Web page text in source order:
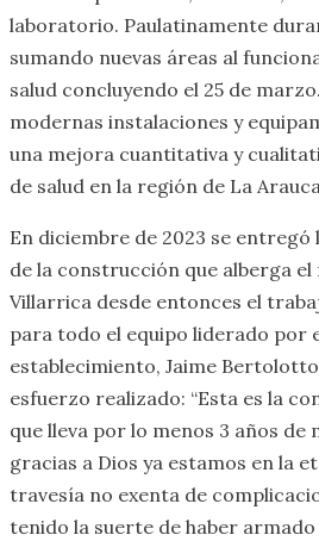
laboratorio. Paulatinamente
sumando nuevas áreas al
salud concluyendo el 25 de
modernas instalaciones y
una mejora cuantitativa y
de salud en la región de La
En diciembre de 2023 se
de la construcción que alberga el
Villarrica desde entonces el
para todo el equipo liderado por
establecimiento, Jaime
esfuerzo realizado: “Esta es la
que lleva por lo menos 3 años de
gracias a Dios ya estamos en la
travesía no exenta de
tenido la suerte de haber